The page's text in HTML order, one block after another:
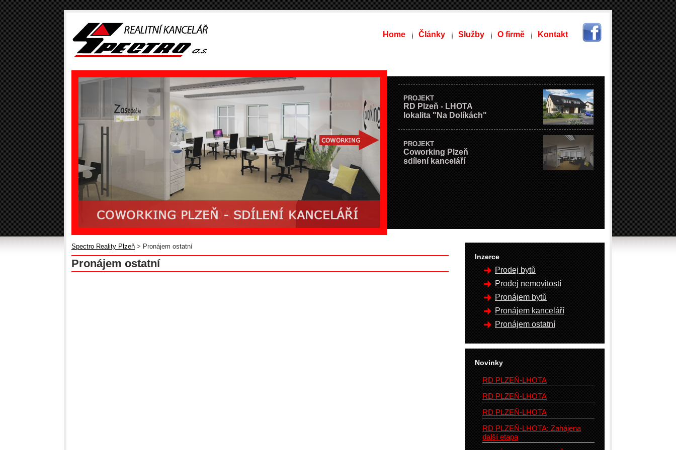
Home Články Služby O firmě Kontakt
PROJEKT
RD Plzeň - LHOTA
lokalita "Na Dolíkách"
PROJEKT
Coworking Plzeň
sdílení kanceláří
Spectro Reality Plzeň > Pronájem ostatní
Pronájem ostatní
Inzerce
Prodej bytů
Prodej nemovitostí
Pronájem bytů
Pronájem kanceláří
Pronájem ostatní
Novinky
RD PLZEŇ-LHOTA
RD PLZEŇ-LHOTA
RD PLZEŇ-LHOTA
RD PLZEŇ-LHOTA: Zahájena
další etapa